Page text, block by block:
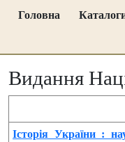
Головна
Видання
Історія України :